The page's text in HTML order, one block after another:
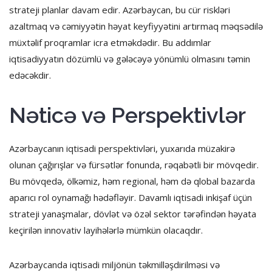
strateji planlar davam edir. Azərbaycan, bu cür riskləri
azaltmaq və cəmiyyətin həyat keyfiyyətini artırmaq məqsədilə
müxtəlif proqramlar icra etməkdədir. Bu addımlar
iqtisadiyyatın dözümlü və gələcəyə yönümlü olmasını təmin
edəcəkdir.
Nəticə və Perspektivlər
Azərbaycanın iqtisadi perspektivləri, yuxarıda müzakirə
olunan çağırışlar və fürsətlər fonunda, rəqabətli bir mövqedir.
Bu mövqedə, ölkəmiz, həm regional, həm də qlobal bazarda
aparıcı rol oynamağı hədəfləyir. Davamlı iqtisadi inkişaf üçün
strateji yanaşmalar, dövlət və özəl sektor tərəfindən həyata
keçirilən innovativ layihələrlə mümkün olacaqdır.
Azərbaycanda iqtisadi miljönün təkmilləşdirilməsi və